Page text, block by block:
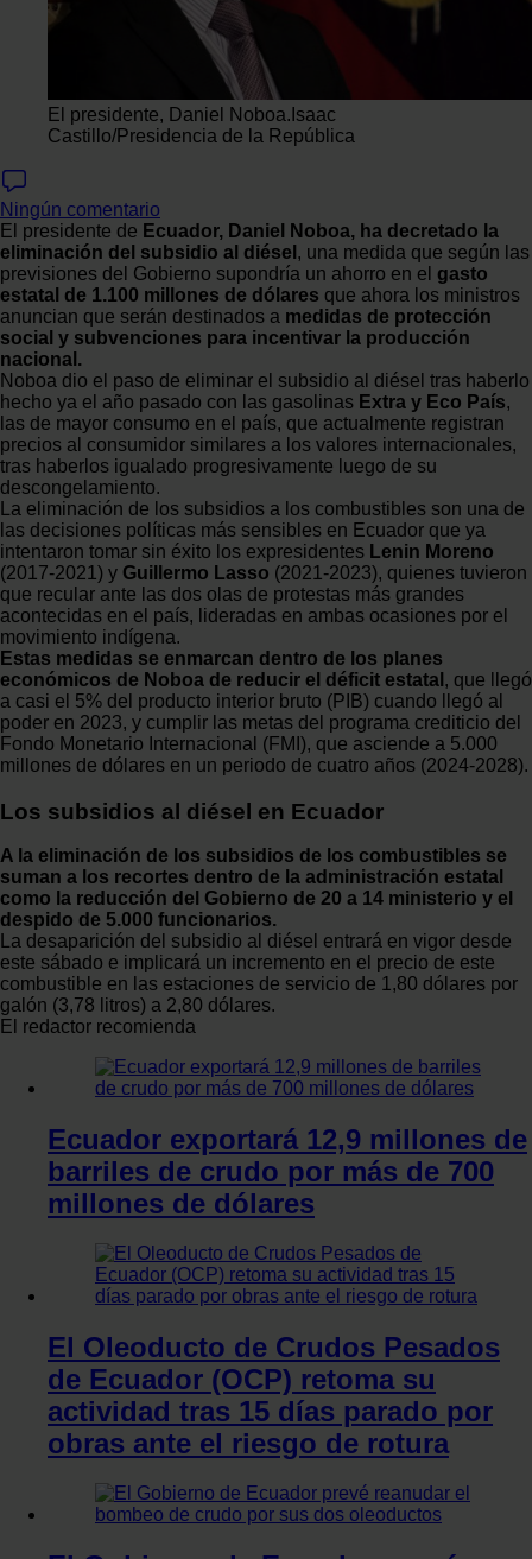
El presidente, Daniel Noboa. Isaac
Castillo/Presidencia de la República
Ningún comentario
El presidente de Ecuador, Daniel Noboa, ha decretado la
eliminación del subsidio al diésel , una medida que según las
previsiones del Gobierno supondría un ahorro en el gasto
estatal de 1.100 millones de dólares que ahora los ministros
anuncian que serán destinados a medidas de protección
social y subvenciones para incentivar la producción
nacional.
Noboa dio el paso de eliminar el subsidio al diésel tras haberlo
hecho ya el año pasado con las gasolinas Extra y Eco País,
las de mayor consumo en el país, que actualmente registran
precios al consumidor similares a los valores internacionales,
tras haberlos igualado progresivamente luego de su
descongelamiento.
La eliminación de los subsidios a los combustibles son una de
las decisiones políticas más sensibles en Ecuador que ya
intentaron tomar sin éxito los expresidentes Lenin Moreno
(2017-2021) y Guillermo Lasso (2021-2023), quienes tuvieron
que recular ante las dos olas de protestas más grandes
acontecidas en el país, lideradas en ambas ocasiones por el
movimiento indígena.
Estas medidas se enmarcan dentro de los planes
económicos de Noboa de reducir el déficit estatal , que llegó
a casi el 5% del producto interior bruto (PIB) cuando llegó al
poder en 2023, y cumplir las metas del programa crediticio del
Fondo Monetario Internacional (FMI), que asciende a 5.000
millones de dólares en un periodo de cuatro años (2024-2028).
Los subsidios al diésel en Ecuador
A la eliminación de los subsidios de los combustibles se
suman a los recortes dentro de la administración estatal
como la reducción del Gobierno de 20 a 14 ministerio y el
despido de 5.000 funcionarios.
La desaparición del subsidio al diésel entrará en vigor desde
este sábado e implicará un incremento en el precio de este
combustible en las estaciones de servicio de 1,80 dólares por
galón (3,78 litros) a 2,80 dólares.
El redactor recomienda
Ecuador exportará 12,9 millones de
barriles de crudo por más de 700
millones de dólares
El Oleoducto de Crudos Pesados
de Ecuador (OCP) retoma su
actividad tras 15 días parado por
obras ante el riesgo de rotura